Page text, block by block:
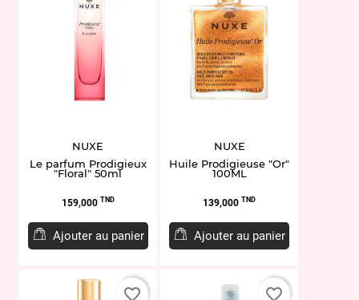
NUXE
Le parfum Prodigieux
"Floral" 50ml
Prix
159,000 TND
Ajouter au panier
NUXE
Huile Prodigieuse "Or"
100ML
Prix
139,000 TND
Ajouter au panier
favorite_border favorite_border